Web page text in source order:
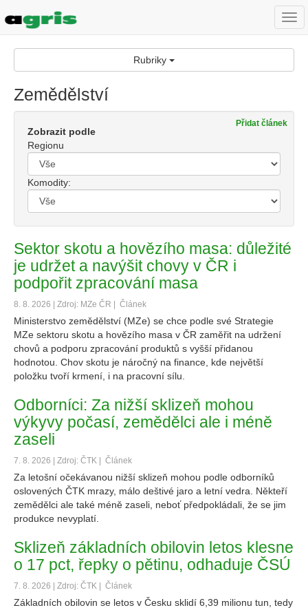
Rubriky
Zemědělství
Přidat článek
Zobrazit podle
Regionu
Komodity:
Sektor skotu a hovězího masa: důležité
je udržet a navýšit chovy v ČR i
podpořit zpracování masa
8. 8. 2026 | Zdroj: MZe ČR | Článek
Ministerstvo zemědělství (MZe) se chce podle své Strategie
MZe sektoru skotu a hovězího masa v ČR zaměřit na udržení
chovů a podporu zpracování produktů s vyšší přidanou
hodnotou. Chov skotu je náročný na finance, kde největší
položku tvoří krmení, i na pracovní sílu.
Odborníci: Za nižší sklizeň mohou
výkyvy počasí, zemědělci ale i méně
zaseli
7. 8. 2026 | Zdroj: ČTK | Článek
Za letošní očekávanou nižší sklizeň mohou podle odborníků
oslovených ČTK mrazy, málo deštivé jaro a letní vedra. Někteří
zemědělci ale také méně zaseli, neboť předpokládali, že se jim
produkce nevyplatí.
Sklizeň základních obilovin letos klesne
o 17 pct, řepky o pětinu, odhaduje ČSÚ
7. 8. 2026 | Zdroj: ČTK | Článek
Základních obilovin se letos v Česku sklidí 6,39 milionu tun, tedy